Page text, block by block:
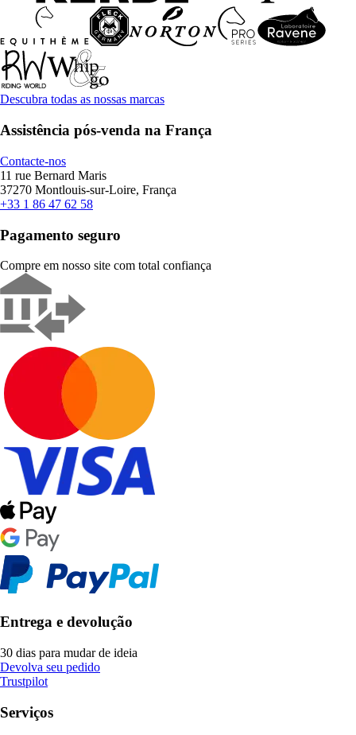
Descubra todas as nossas marcas
Assistência pós-venda na França
Contacte-nos
11 rue Bernard Maris
37270 Montlouis-sur-Loire, França
+33 1 86 47 62 58
Pagamento seguro
Compre em nosso site com total confiança
Entrega e devolução
30 dias para mudar de ideia
Devolva seu pedido
Trustpilot
Serviços